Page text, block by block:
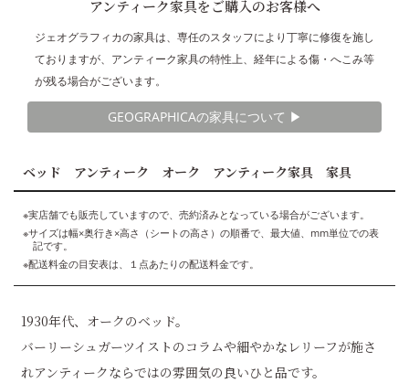
アンティーク家具をご購入のお客様へ
ジェオグラフィカの家具は、専任のスタッフにより丁寧に修復を施し
ておりますが、アンティーク家具の特性上、経年による傷・へこみ等
が残る場合がございます。
GEOGRAPHICAの家具について ▶︎
ベッド アンティーク オーク アンティーク家具 家具
※実店舗でも販売していますので、売約済みとなっている場合がございます。
※サイズは幅×奥行き×高さ（シートの高さ）の順番で、最大値、mm単位での表
記です。
※配送料金の目安表は、１点あたりの配送料金です。
1930年代、オークのベッド。
バーリーシュガーツイストのコラムや細やかなレリーフが施さ
れアンティークならではの雰囲気の良いひと品です。